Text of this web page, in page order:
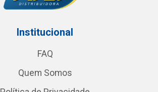
Institucional
FAQ
Quem Somos